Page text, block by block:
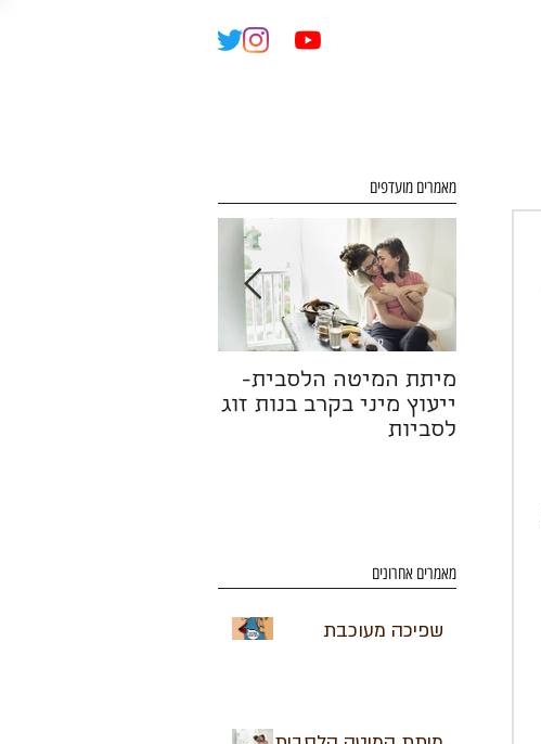
מאמרים מועדפים
מיתת המיטה הלסבית-
ייעוץ מיני בקרב בנות זוג
לסביות
מאמרים אחרונים
שפיכה מעוכבת